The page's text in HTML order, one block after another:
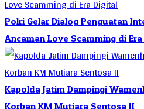
Polri Gelar Dialog Penguatan
Ancaman Love Scamming di
Kapolda Jatim Dampingi
Korban KM Mutiara Sentosa II